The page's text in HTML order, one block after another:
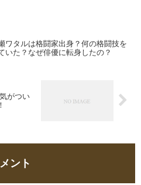
ワタルは格闘家出身？何の格闘技を
いた？なぜ俳優に転身したの？
がつい
ント